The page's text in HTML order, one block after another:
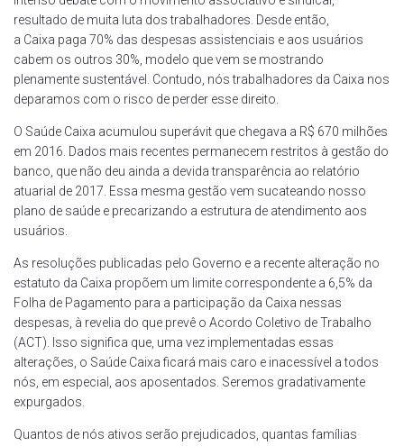
resultado de muita luta dos trabalhadores. Desde então,
a Caixa paga 70% das despesas assistenciais e aos usuários
cabem os outros 30%, modelo que vem se mostrando
plenamente sustentável. Contudo, nós trabalhadores da Caixa nos
deparamos com o risco de perder esse direito.
O Saúde Caixa acumulou superávit que chegava a R$ 670 milhões
em 2016. Dados mais recentes permanecem restritos à gestão do
banco, que não deu ainda a devida transparência ao relatório
atuarial de 2017. Essa mesma gestão vem sucateando nosso
plano de saúde e precarizando a estrutura de atendimento aos
usuários.
As resoluções publicadas pelo Governo e a recente alteração no
estatuto da Caixa propõem um limite correspondente a 6,5% da
Folha de Pagamento para a participação da Caixa nessas
despesas, à revelia do que prevê o Acordo Coletivo de Trabalho
(ACT). Isso significa que, uma vez implementadas essas
alterações, o Saúde Caixa ficará mais caro e inacessível a todos
nós, em especial, aos aposentados. Seremos gradativamente
expurgados.
Quantos de nós ativos serão prejudicados, quantas famílias